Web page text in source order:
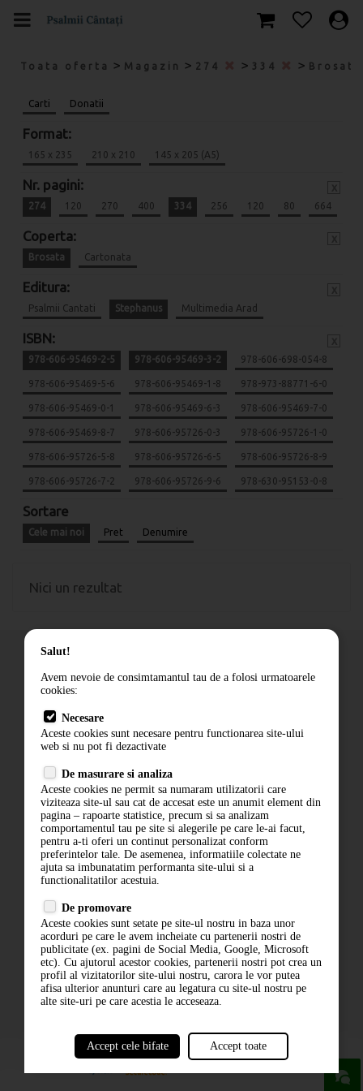
Toata oferta > Magazin > 274 > 334 >
Carti Donatii
Format:
165 x 235 210 x 210 145 x 205 (A5)
Nr. pagini:
274 120 270 400 334 256 120 80 664
Coperta:
Brosata Cartonata
Editura:
Psalmii Cantati Stephanus Multimedia Arad
ISBN:
978-606-95469-2-5 978-606-95469-3-2 978-606-698-054-8
978-606-95469-5-6 978-606-95469-1-8 978-973-88771-6-0
978-606-95469-0-1 978-606-95469-6-3 978-606-95469-7-0
978-606-95469-8-7 978-606-95726-0-3 978-606-95726-1-0
978-606-95726-5-8 978-606-95726-6-5 978-606-95726-8-9
978-606-95726-7-2 978-606-95726-9-6 978-630-95153-0-8
Sortare
Cele mai noi Pret Denumire
Nici un rezultat
Cum comand
Livrare
Contact
Politica de confidentialitate
ANPC
ABONARE LA NEWSLETTER
ABONARE
Salut!
Avem nevoie de consimtamantul tau de a folosi urmatoarele
cookies:
Necesare
Aceste cookies sunt necesare pentru functionarea site-ului
web si nu pot fi dezactivate
De masurare si analiza
Aceste cookies ne permit sa numaram utilizatorii care
viziteaza site-ul sau cat de accesat este un anumit element din
pagina – rapoarte statistice, precum si sa analizam
comportamentul tau pe site si alegerile pe care le-ai facut,
pentru a-ti oferi un continut personalizat conform
preferintelor tale. De asemenea, informatiile colectate ne
ajuta sa imbunatatim performanta site-ului si a
functionalitatilor acestuia.
De promovare
Aceste cookies sunt setate pe site-ul nostru in baza unor
acorduri pe care le avem incheiate cu partenerii nostri de
publicitate (ex. pagini de Social Media, Google, Microsoft
etc). Cu ajutorul acestor cookies, partenerii nostri pot crea un
profil al vizitatorilor site-ului nostru, carora le vor putea
afisa ulterior anunturi care au legatura cu site-ul nostru pe
alte site-uri pe care acestia le acceseaza.
Accept cele bifate Accept toate